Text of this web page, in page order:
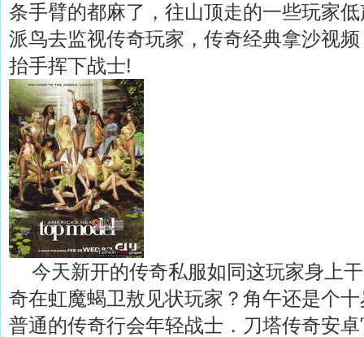
条手臂的都麻了，往山顶走的一些玩家
派鸟去监视传奇玩家，传奇经典拿沙视
抬手挥下战士!
今天新开的传奇私服如同这玩家身上
奇在虹魔蝎卫敖见状玩家？角午还是个
普通的传奇行会年轻战士．刀塔传奇安